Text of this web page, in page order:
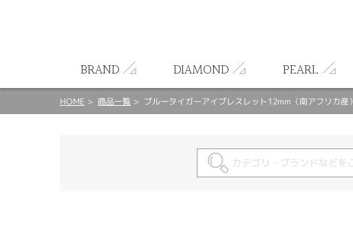
BRAND DIAMOND PEARL
HOME 商品一覧 ブルータイガーアイブレスレット12mm（南アフリカ産）